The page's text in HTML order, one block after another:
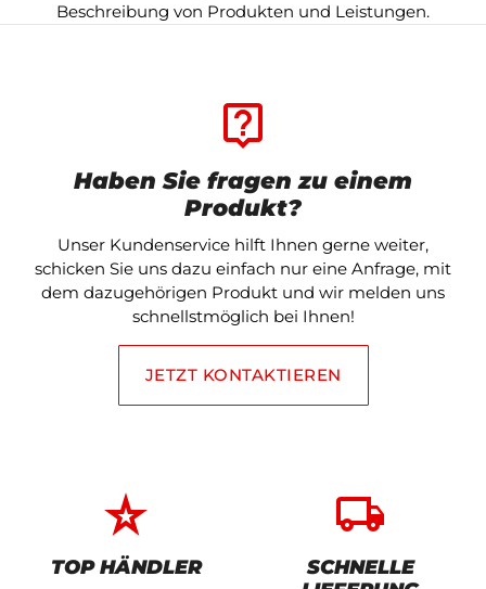
Beschreibung von Produkten und Leistungen.
live_help
Haben Sie fragen zu einem
Produkt?
Unser Kundenservice hilft Ihnen gerne weiter,
schicken Sie uns dazu einfach nur eine Anfrage, mit
dem dazugehörigen Produkt und wir melden uns
schnellstmöglich bei Ihnen!
JETZT KONTAKTIEREN
star_rate
TOP HÄNDLER
local_shipping
SCHNELLE